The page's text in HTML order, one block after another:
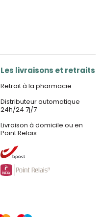
Les livraisons et retraits
Retrait à la pharmacie
Distributeur automatique
24h/24 7j/7
Livraison à domicile ou en
Point Relais